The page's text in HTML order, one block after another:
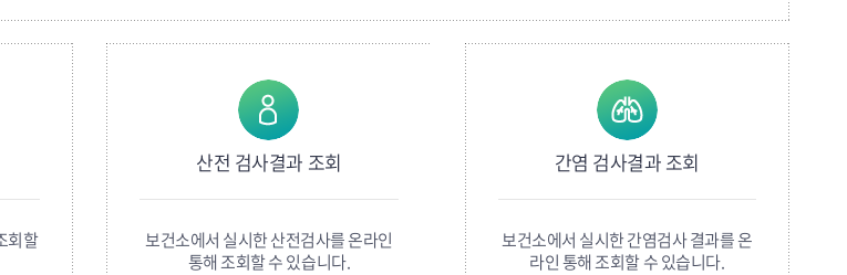
회할
산전 검사결과 조회
보건소에서 실시한 산전검사를 온라인
통해 조회할 수 있습니다.
간염 검사결과 조회
보건소에서 실시한 간염검사 결과를 온
라인 통해 조회할 수 있습니다.